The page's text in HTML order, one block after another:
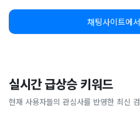
채팅사이트에
실시간 급상승 키워드
현재 사용자들의 관심사를 반영한 최신